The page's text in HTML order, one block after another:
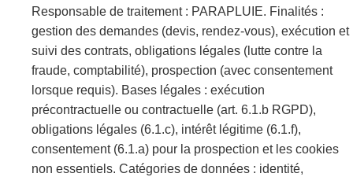
Responsable de traitement : PARAPLUIE. Finalités :
gestion des demandes (devis, rendez-vous), exécution et
suivi des contrats, obligations légales (lutte contre la
fraude, comptabilité), prospection (avec consentement
lorsque requis). Bases légales : exécution
précontractuelle ou contractuelle (art. 6.1.b RGPD),
obligations légales (6.1.c), intérêt légitime (6.1.f),
consentement (6.1.a) pour la prospection et les cookies
non essentiels. Catégories de données : identité,